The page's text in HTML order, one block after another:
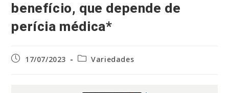
benefício, que depende de
perícia médica*
Post17/07/2023
Categoria
Variedades